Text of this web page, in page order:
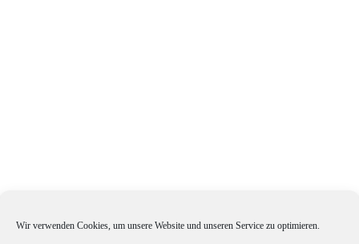
Wir verwenden Cookies, um unsere Website und unseren Service zu optimieren.